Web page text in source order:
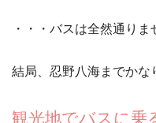
・・・バスは全然通りま
結局、忍野八海までかな
観光地でバスに乗